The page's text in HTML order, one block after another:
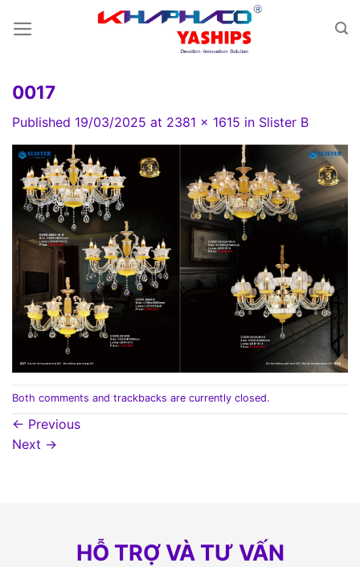
0017
Published 19/03/2025 at 2381 × 1615 in Slister B
Both comments and trackbacks are currently closed.
← Previous
Next →
HỖ TRỢ VÀ TƯ VẤN